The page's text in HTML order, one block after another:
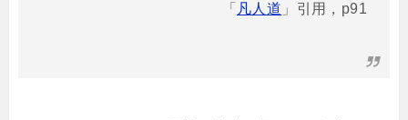
「 凡人道 」引用，p91